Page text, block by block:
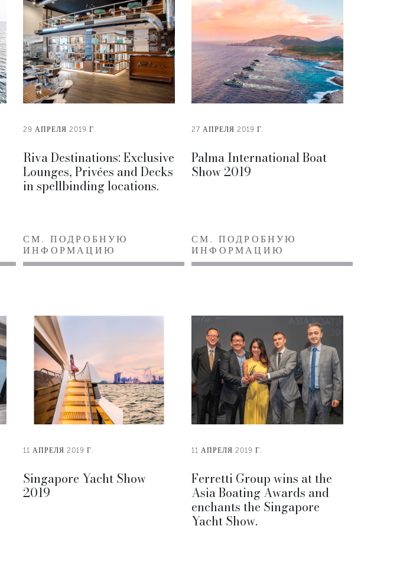
29 АПРЕЛЯ 2019 Г.
Riva Destinations: Exclusive
Lounges, Privées and Decks
in spellbinding locations.
СМ. ПОДРОБНУЮ
ИНФОРМАЦИЮ
27 АПРЕЛЯ 2019 Г.
Palma International Boat
Show 2019
СМ. ПОДРОБНУЮ
ИНФОРМАЦИЮ
11 АПРЕЛЯ 2019 Г.
Singapore Yacht Show
2019
11 АПРЕЛЯ 2019 Г.
Ferretti Group wins at the
Asia Boating Awards and
enchants the Singapore
Yacht Show.